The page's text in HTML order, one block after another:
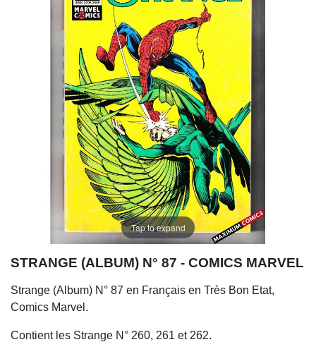
Tap to expand
STRANGE (ALBUM) N° 87 - COMICS MARVEL
Strange (Album) N° 87 en Français en Très Bon Etat,
Comics Marvel.
Contient les Strange N° 260, 261 et 262.